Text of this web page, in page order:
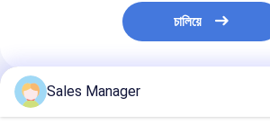
চালিয়ে
প্রস্তাবিত পণ্য
Sales Manager